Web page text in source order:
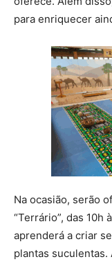
para enriquecer
Na ocasião, serão
“Terrário”, das 10h
aprenderá a criar
plantas suculentas.